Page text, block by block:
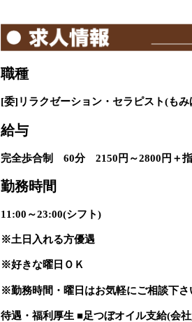
職種
[委]リラクゼーション・セラピスト(もみ
給与
完全歩合制 60分 2150円～2800円＋
勤務時間
11:00～23:00(シフト)
※土日入れる方優遇
※好きな曜日ＯＫ
※勤務時間・曜日はお気軽にご相談下さ
待遇・福利厚生 ■足つぼオイル支給(